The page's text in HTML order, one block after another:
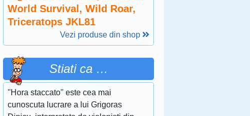
World Survival, Wild Roar,
Triceratops JKL81
Vezi produse din shop
Stiati ca …
''Hora staccato'' este cea mai
cunoscuta lucrare a lui Grigoras